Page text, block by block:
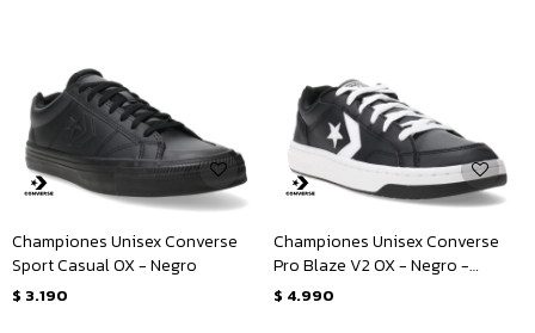
Championes Unisex Converse
Sport Casual OX - Negro
$ 3.190
Championes Unisex Converse
Pro Blaze V2 OX - Negro -
Blanco
$ 4.990